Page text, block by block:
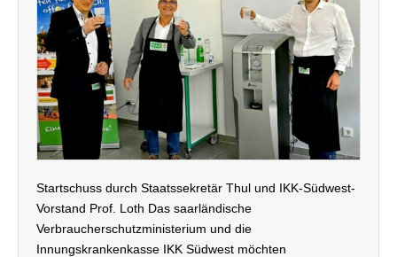
Startschuss durch Staatssekretär Thul und IKK-Südwest-
Vorstand Prof. Loth Das saarländische
Verbraucherschutzministerium und die
Innungskrankenkasse IKK Südwest möchten